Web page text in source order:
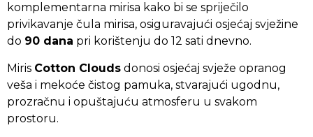
komplementarna mirisa kako bi se spriječilo
privikavanje čula mirisa, osiguravajući osjećaj svježine
do 90 dana pri korištenju do 12 sati dnevno.
Miris Cotton Clouds donosi osjećaj svježe opranog
veša i mekoće čistog pamuka, stvarajući ugodnu,
prozračnu i opuštajuću atmosferu u svakom
prostoru.